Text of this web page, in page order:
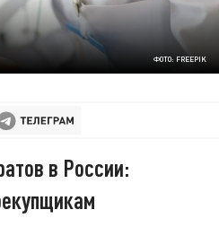
ФОТО: FREEPIK
в России: